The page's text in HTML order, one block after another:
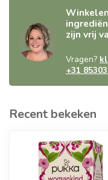
zijn vrij
Vragen?
+31
Recent bekeken